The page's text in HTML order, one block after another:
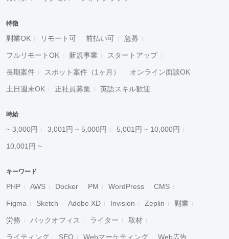
特徴
副業OK リモート可 前払い可 急募
フルリモートOK 新規事業 スタートアップ
長期案件 スポット案件（1ヶ月） オンライン面談OK
土日週末OK 正社員募集 英語スキル歓迎
時給
~ 3,000円 3,001円 ~ 5,000円 5,001円 ~ 10,000円
10,001円 ~
キーワード
PHP AWS Docker PM WordPress CMS
Figma Sketch Adobe XD Invision Zeplin 副業
労務 バックオフィス ライター 取材
ライティング SEO Webマーケティング Web広告